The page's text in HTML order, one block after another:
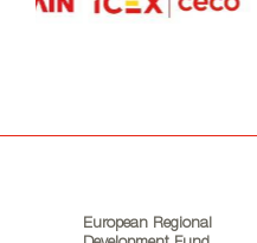
European Regional